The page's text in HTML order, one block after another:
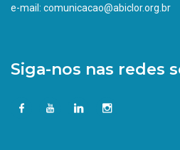
e-mail: comunicacao@abiclor.org.br
Siga-nos nas redes